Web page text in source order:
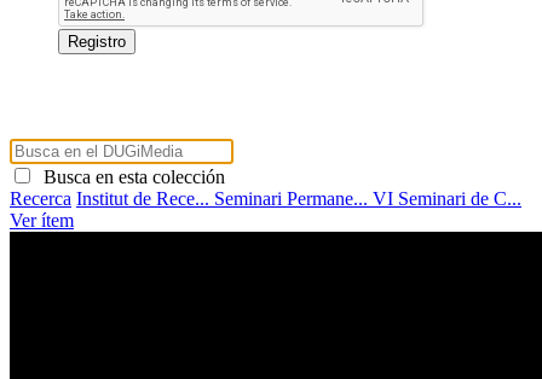
Busca en esta colección
Recerca Institut de Rece... Seminari Permane... VI Seminari de C...
Ver ítem